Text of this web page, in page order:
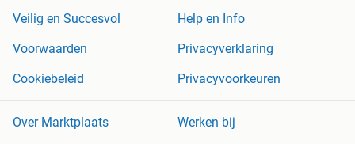
Veilig en Succesvol
Help en Info
Voorwaarden
Privacyverklaring
Cookiebeleid
Privacyvoorkeuren
Over Marktplaats
Werken bij